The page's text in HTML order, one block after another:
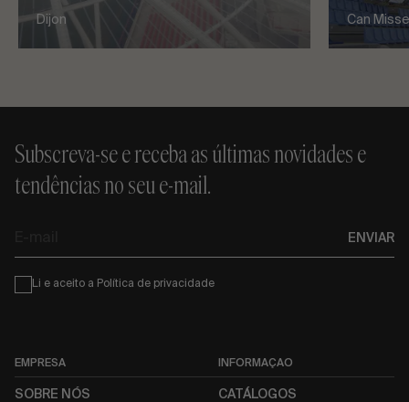
Dijon Can
Subscreva-se e receba as últimas novidades e
tendências no seu e-mail.
ENVIAR
Condiciones
Li e aceito a Política de privacidade
EMPRESA
SOBRE NÓS
INFORMAÇÃO
CATÁLOGOS